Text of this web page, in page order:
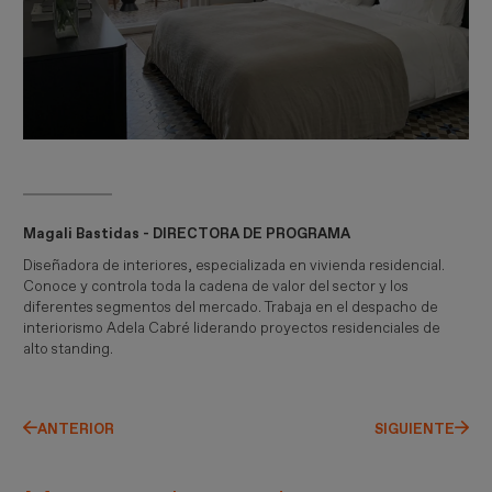
Magali Bastidas - DIRECTORA DE PROGRAMA
Diseñadora de interiores, especializada en vivienda residencial.
Conoce y controla toda la cadena de valor del sector y los
diferentes segmentos del mercado. Trabaja en el despacho de
interiorismo Adela Cabré liderando proyectos residenciales de
alto standing.
ANTERIOR SIGUIENTE